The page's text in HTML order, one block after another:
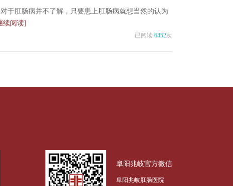
于肛肠病并不了解，只要患上肛肠病就想当然的认为
续阅读]
已阅读 6452次
阜阳兆岐官方微信
阜阳兆岐肛肠医院